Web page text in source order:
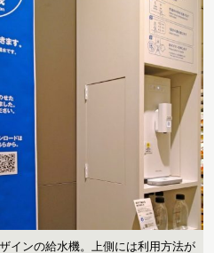
インの給水機。上側には利用方法が